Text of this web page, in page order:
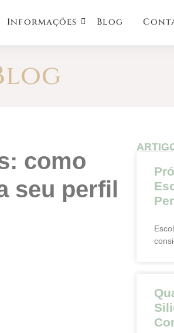
Informações Blog
seu perfil